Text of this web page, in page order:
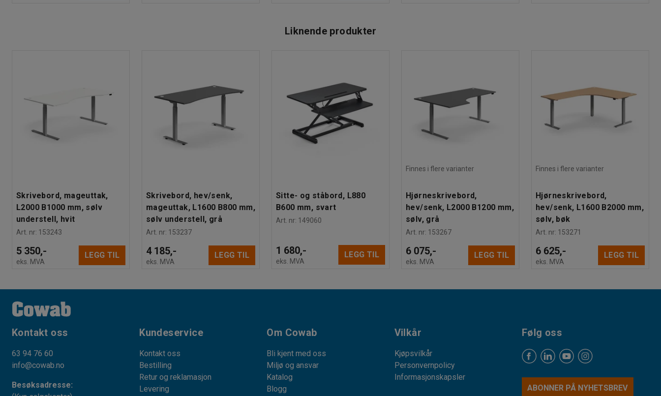
Liknende produkter
Skrivebord, mageuttak,
L2000 B1000 mm, sølv
understell, hvit
Art. nr: 153243
5 350,-
eks. MVA
LEGG TIL
Skrivebord, hev/senk,
mageuttak, L1600 B800 mm,
sølv understell, grå
Art. nr: 153237
4 185,-
eks. MVA
LEGG TIL
Sitte- og ståbord, L880
B600 mm, svart
Art. nr: 149060
1 680,-
eks. MVA
LEGG TIL
Finnes i flere varianter
Hjørneskrivebord,
hev/senk, L2000 B1200 mm,
sølv, grå
Art. nr: 153267
6 075,-
eks. MVA
LEGG TIL
Finnes i flere varianter
Hjørneskrivebord,
hev/senk, L1600 B2000 mm,
sølv, bøk
Art. nr: 153271
6 625,-
eks. MVA
LEGG TIL
Kontakt oss
63 94 76 60
info@cowab.no
Besøksadresse:
Kundeservice
Kontakt oss
Bestilling
Retur og reklamasjon
Levering
Om Cowab
Bli kjent med oss
Miljø og ansvar
Katalog
Blogg
Vilkår
Kjøpsvilkår
Personvernpolicy
Informasjonskapsler
Følg oss
ABONNER PÅ NYHETSBREV